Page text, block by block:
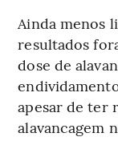
Ainda menos
resultados
dose de
apesar de ter
alavancagem